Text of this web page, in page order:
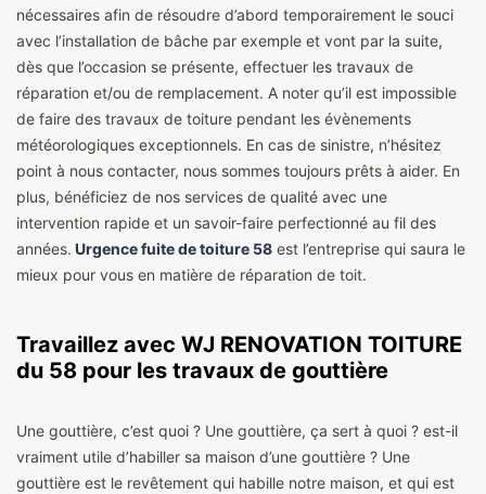
nécessaires afin de résoudre d’abord temporairement le souci
avec l’installation de bâche par exemple et vont par la suite,
dès que l’occasion se présente, effectuer les travaux de
réparation et/ou de remplacement. A noter qu’il est impossible
de faire des travaux de toiture pendant les évènements
météorologiques exceptionnels. En cas de sinistre, n’hésitez
point à nous contacter, nous sommes toujours prêts à aider. En
plus, bénéficiez de nos services de qualité avec une
intervention rapide et un savoir-faire perfectionné au fil des
années. Urgence fuite de toiture 58 est l’entreprise qui saura le
mieux pour vous en matière de réparation de toit.
Travaillez avec WJ RENOVATION TOITURE
du 58 pour les travaux de gouttière
Une gouttière, c’est quoi ? Une gouttière, ça sert à quoi ? est-il
vraiment utile d’habiller sa maison d’une gouttière ? Une
gouttière est le revêtement qui habille notre maison, et qui est